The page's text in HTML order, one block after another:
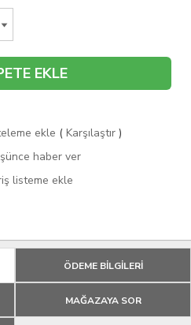
EKLE
ekle ( Karşılaştır)
haber ver
listeme ekle
ÖDEME BİLGİLERİ
MAĞAZAYA SOR